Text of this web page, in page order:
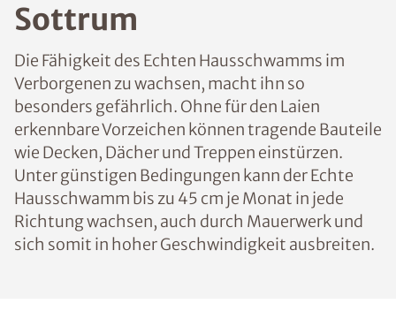
Sottrum
Die Fähigkeit des Echten Hausschwamms im
Verborgenen zu wachsen, macht ihn so
besonders gefährlich. Ohne für den Laien
erkennbare Vorzeichen können tragende Bauteile
wie Decken, Dächer und Treppen einstürzen.
Unter günstigen Bedingungen kann der Echte
Hausschwamm bis zu 45 cm je Monat in jede
Richtung wachsen, auch durch Mauerwerk und
sich somit in hoher Geschwindigkeit ausbreiten.